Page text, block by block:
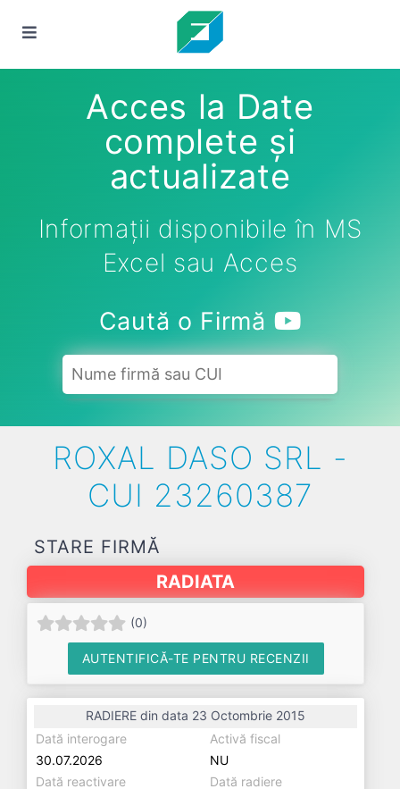
Acces la Date
complete și
actualizate
Informații disponibile în MS
Excel sau Acces
Caută o Firmă
ROXAL DASO SRL -
CUI 23260387
STARE FIRMĂ
RADIATA
(0)
AUTENTIFICĂ-TE PENTRU RECENZII
RADIERE din data 23 Octombrie 2015
Dată interogare
30.07.2026
Activă fiscal
NU
Dată reactivare
Dată radiere